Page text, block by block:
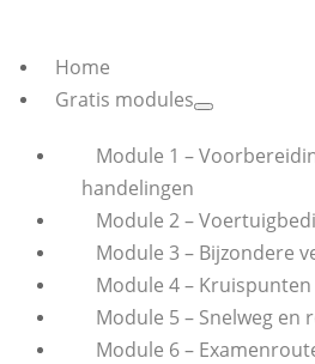
Home
Gratis modules
Module 1 –
handelingen
Module 2 –
Module 3 – Bijzondere
Module 4 – Kruispunten
Module 5 – Snelweg en
Module 6 –